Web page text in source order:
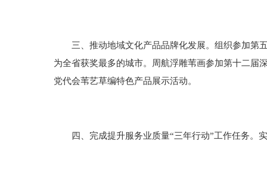
三、推动地域文化产品品牌化发展。组织参加第五
为全省获奖最多的城市。周航浮雕苇画参加第十二届
党代会苇艺草编特色产品展示活动。
四、完成提升服务业质量“三年行动”工作任务。实